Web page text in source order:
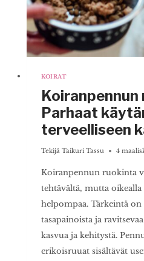
KOIRAT
Koiranpennun
Parhaat
terveelliseen
Tekijä Taikuri Tassu 4
Koiranpennun ruokinta
tehtävältä, mutta
helpompaa. Tärkeintä
tasapainoista ja
kasvua ja kehitystä.
erikoisruuat sisältävät